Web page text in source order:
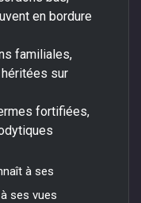
en bordure
familiales,
sur
fortifiées,
à ses
ses vues